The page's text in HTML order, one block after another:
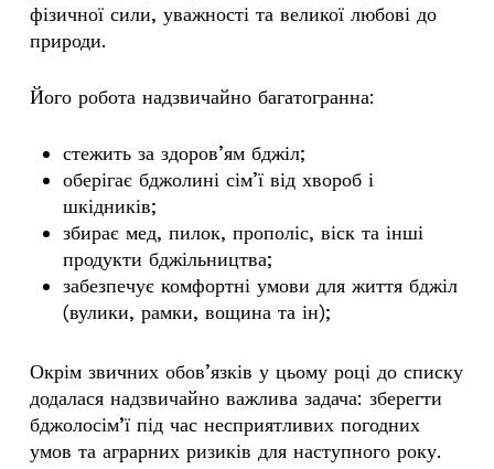
фізичної сили, уважності та великої любові до
природи.
Його робота надзвичайно багатогранна:
стежить за здоров’ям бджіл;
оберігає бджолині сім’ї від хвороб і
шкідників;
збирає мед, пилок, прополіс, віск та інші
продукти бджільництва;
забезпечує комфортні умови для життя бджіл
(вулики, рамки, вощина та ін);
Окрім звичних обов’язків у цьому році до списку
додалася надзвичайно важлива задача: зберегти
бджолосім’ї під час несприятливих погодних
умов та аграрних ризиків для наступного року.